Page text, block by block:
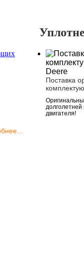
Поставка
двигателя!